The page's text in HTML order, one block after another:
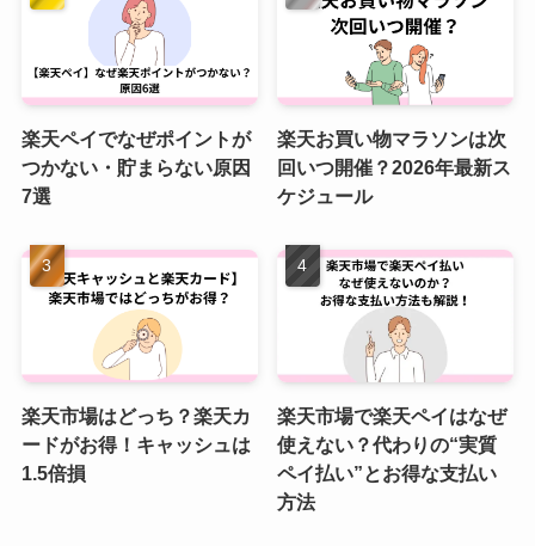
楽天ペイでなぜポイントが
つかない・貯まらない原因
7選
楽天お買い物マラソンは次
回いつ開催？2026年最新ス
ケジュール
楽天市場はどっち？楽天カ
ードがお得！キャッシュは
1.5倍損
楽天市場で楽天ペイはなぜ
使えない？代わりの“実質
ペイ払い”とお得な支払い
方法